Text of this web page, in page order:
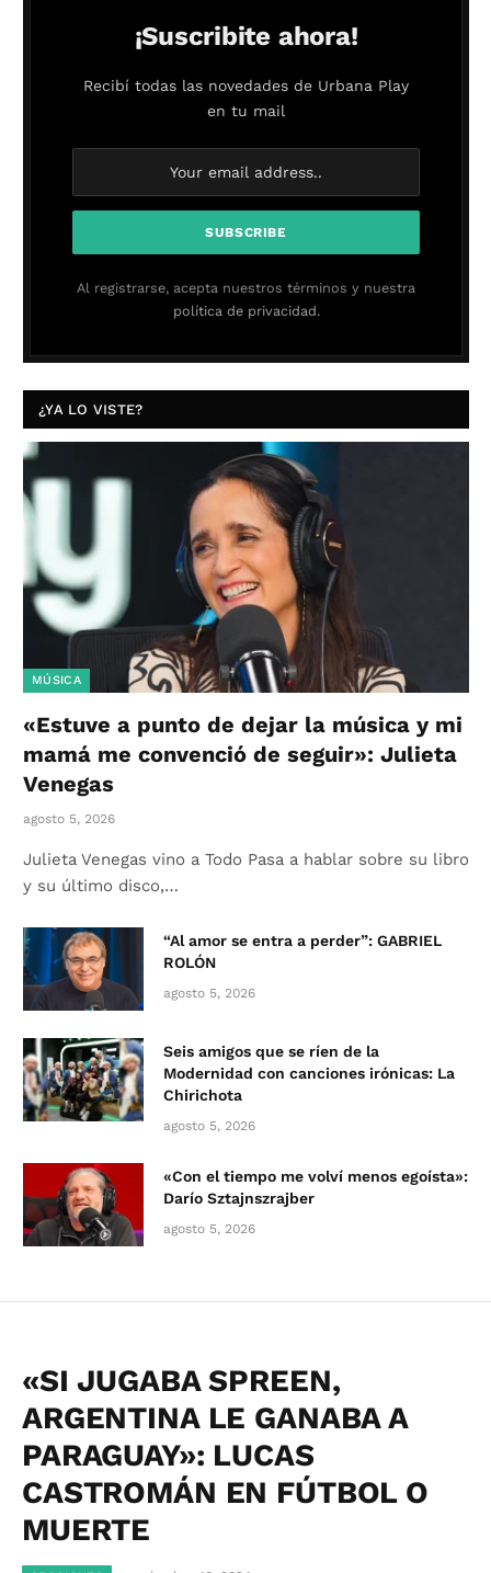
¡Suscribite ahora!
Recibí todas las novedades de Urbana Play
en tu mail
Al registrarse, acepta nuestros términos y nuestra
política de privacidad.
¿YA LO VISTE?
MÚSICA
«Estuve a punto de dejar la música y mi
mamá me convenció de seguir»: Julieta
Venegas
agosto 5, 2026
Julieta Venegas vino a Todo Pasa a hablar sobre su libro
y su último disco,…
“Al amor se entra a perder”: GABRIEL
ROLÓN
agosto 5, 2026
Seis amigos que se ríen de la
Modernidad con canciones irónicas: La
Chirichota
agosto 5, 2026
«Con el tiempo me volví menos egoísta»:
Darío Sztajnszrajber
agosto 5, 2026
«SI JUGABA SPREEN,
ARGENTINA LE GANABA A
PARAGUAY»: LUCAS
CASTROMÁN EN FÚTBOL O
MUERTE